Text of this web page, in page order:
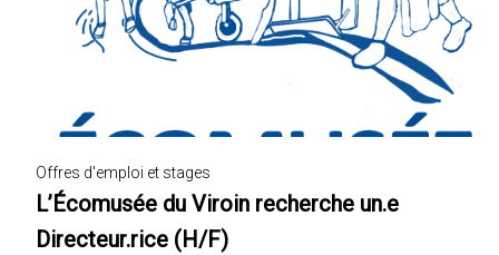
Offres d'emploi et stages
L’Écomusée du Viroin recherche un.e
Directeur.rice (H/F)